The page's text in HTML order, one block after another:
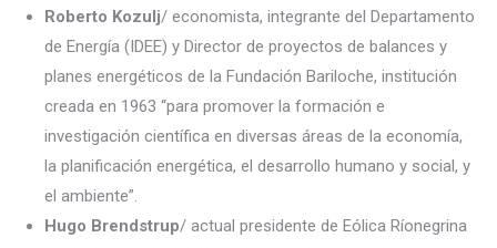
Roberto Kozulj/ economista, integrante del Departamento
de Energía (IDEE) y Director de proyectos de balances y
planes energéticos de la Fundación Bariloche, institución
creada en 1963 “para promover la formación e
investigación científica en diversas áreas de la economía,
la planificación energética, el desarrollo humano y social, y
el ambiente”.
Hugo Brendstrup/ actual presidente de Eólica Ríonegrina